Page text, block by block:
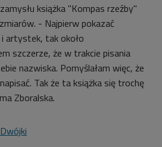
książka "Kompas rzeźby"
- Najpierw pokazać
artystek, tak około
szczerze, że w trakcie pisania
nazwiska. Pomyślałam więc, że
Tak że ta książka się trochę
Zboralska.